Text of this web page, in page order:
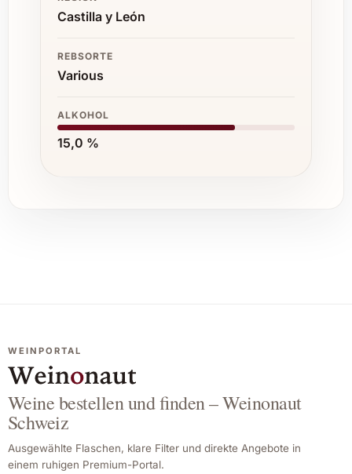
Castilla y León
REBSORTE
Various
ALKOHOL
15,0 %
WEINPORTAL
Weine bestellen und finden – Weinonaut
Schweiz
Ausgewählte Flaschen, klare Filter und direkte Angebote in
einem ruhigen Premium-Portal.